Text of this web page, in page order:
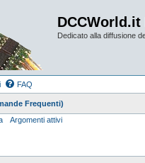
DCCWorld.it
Dedicato alla diffusione
FAQ
Frequenti)
Argomenti attivi